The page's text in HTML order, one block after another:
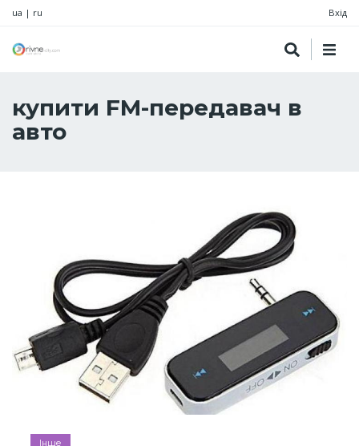
ua | ru Вхід
купити FM-передавач в
авто
Інше